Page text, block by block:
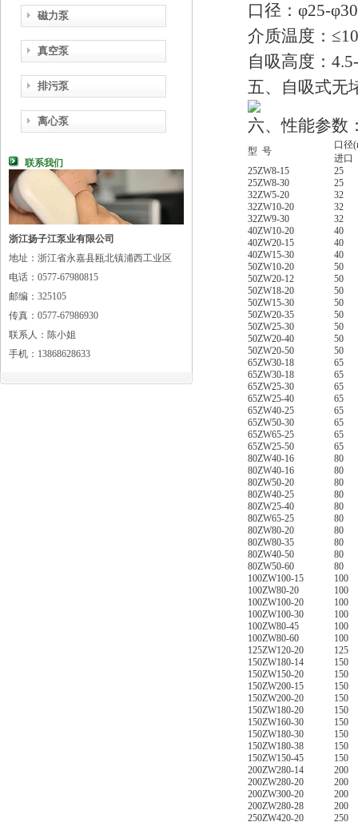
磁力泵
真空泵
排污泵
离心泵
联系我们
浙江扬子江泵业有限公司
地址：浙江省永嘉县瓯北镇浦西工业区
电话：0577-67980815
邮编：325105
传真：0577-67986930
联系人：陈小姐
手机：13868628633
口径：φ25-
介质温度：
自吸高度：
五、
自吸式无
六、性能参数
型 号
口径
进口
25ZW8-15
25
25ZW8-30
25
32ZW5-20
32
32ZW10-20
32
32ZW9-30
32
40ZW10-20
40
40ZW20-15
40
40ZW15-30
40
50ZW10-20
50
50ZW20-12
50
50ZW18-20
50
50ZW15-30
50
50ZW20-35
50
50ZW25-30
50
50ZW20-40
50
50ZW20-50
50
65ZW30-18
65
65ZW30-18
65
65ZW25-30
65
65ZW25-40
65
65ZW40-25
65
65ZW50-30
65
65ZW65-25
65
65ZW25-50
65
80ZW40-16
80
80ZW40-16
80
80ZW50-20
80
80ZW40-25
80
80ZW25-40
80
80ZW65-25
80
80ZW80-20
80
80ZW80-35
80
80ZW40-50
80
80ZW50-60
80
100ZW100-15
100
100ZW80-20
100
100ZW100-20
100
100ZW100-30
100
100ZW80-45
100
100ZW80-60
100
125ZW120-20
125
150ZW180-14
150
150ZW150-20
150
150ZW200-15
150
150ZW200-20
150
150ZW180-20
150
150ZW160-30
150
150ZW180-30
150
150ZW180-38
150
150ZW150-45
150
200ZW280-14
200
200ZW280-20
200
200ZW300-20
200
200ZW280-28
200
250ZW420-20
250